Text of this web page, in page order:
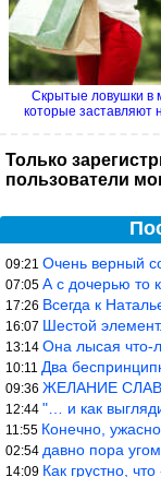
Скрытые ловушки в
которые заставляют
Только
пользователи
09:21 Очень верный
07:05 А с дочерью то
17:26 Всегда к Наталье
16:07 Шестой элемент.
13:14 Она лысая что-
10:11 Два
09:36 ЖЕЛАНИЕ
12:44 "… и как
11:55 Конечно, ужасно,
02:54 давно пора
14:09 Как грустно, что